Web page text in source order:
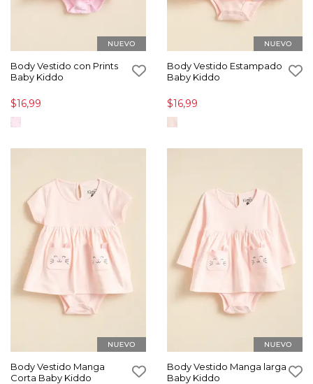
Body Vestido con Prints
Baby Kiddo
$16,99
Body Vestido Estampado
Baby Kiddo
$16,99
Body Vestido Manga
Corta Baby Kiddo
Body Vestido Manga larga
Baby Kiddo